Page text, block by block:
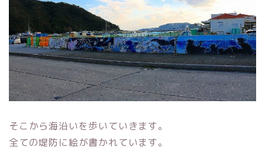
そこから海沿いを歩いていきます。
全ての堤防に絵が書かれています。